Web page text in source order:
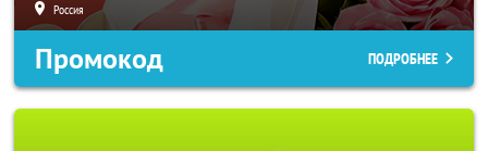
Россия
Промокод ПОДРОБНЕЕ